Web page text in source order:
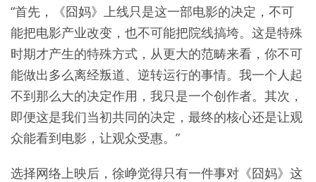
“首先，《囧妈》上线只是这一部电影的决定，不可
能把电影产业改变，也不可能把院线搞垮。这是特殊
时期才产生的特殊方式，从更大的范畴来看，你不可
能做出多么离经叛道、逆转运行的事情。我一个人起
不到那么大的决定作用，我只是一个创作者。其次，
即便这是我们当初共同的决定，最终的核心还是让观
众能看到电影，让观众受惠。”
选择网络上映后，徐峥觉得只有一件事对《囧妈》这